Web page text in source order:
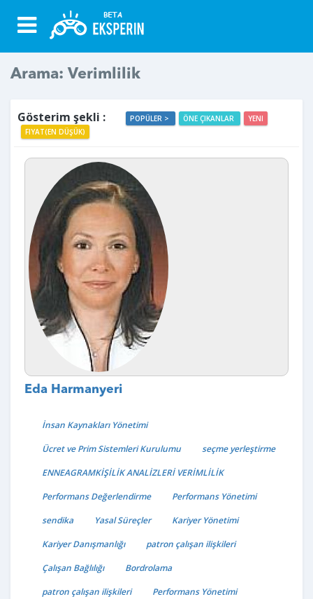
Arama: Verimlilik
Gösterim şekli : POPÜLER > ÖNE ÇIKANLAR
YENI
FIYAT(EN DÜŞÜK)
Eda Harmanyeri
İnsan Kaynakları Yönetimi
Ücret ve Prim Sistemleri Kurulumu
seçme yerleştirme
ENNEAGRAMKİŞİLİK ANALİZLERİ VERİMLİLİK
Performans Değerlendirme
Performans Yönetimi
sendika
Yasal Süreçler
Kariyer Yönetimi
Kariyer Danışmanlığı
patron çalışan ilişkileri
Çalışan Bağlılığı
Bordrolama
patron çalışan ilişkileri
Performans Yönetimi